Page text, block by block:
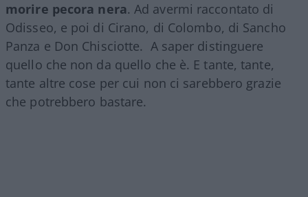
morire pecora nera. Ad avermi raccontato di
Odisseo, e poi di Cirano, di Colombo, di Sancho
Panza e Don Chisciotte. A saper distinguere
quello che non da quello che è. E tante, tante,
tante altre cose per cui non ci sarebbero grazie
che potrebbero bastare.